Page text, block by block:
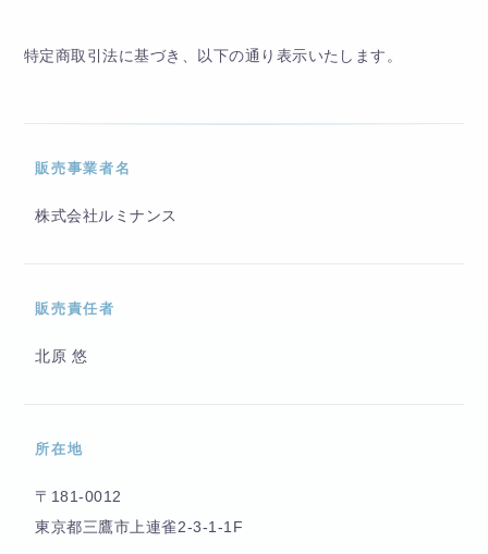
特定商取引法に基づき、以下の通り表示いたします。
販売事業者名
株式会社ルミナンス
販売責任者
北原 悠
所在地
〒181-0012
東京都三鷹市上連雀2-3-1-1F